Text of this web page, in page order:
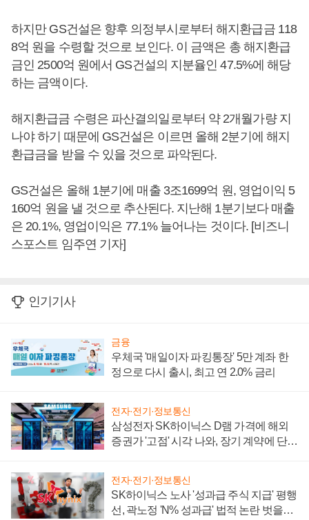
하지만 GS건설은 향후 의정부시로부터 해지환급금 118
8억 원을 수령할 것으로 보인다. 이 금액은 총 해지환급
금인 2500억 원에서 GS건설의 지분율인 47.5%에 해당
하는 금액이다.
해지환급금 수령은 파산결의일로부터 약 2개월가량 지
나야 하기 때문에 GS건설은 이르면 올해 2분기에 해지
환급금을 받을 수 있을 것으로 파악된다.
GS건설은 올해 1분기에 매출 3조1699억 원, 영업이익 5
160억 원을 낼 것으로 추산된다. 지난해 1분기보다 매출
은 20.1%, 영업이익은 77.1% 늘어나는 것이다. [비즈니
스포스트 임주연 기자]
인기기사
금융
우체국 '매일이자 파킹통장' 5만 계좌 한
정으로 다시 출시, 최고 연 2.0% 금리
전자·전기·정보통신
삼성전자 SK하이닉스 D램 가격에 해외
증권가 '고점' 시각 나와, 장기 계약에 단점
전자·전기·정보통신
SK하이닉스 노사 '성과급 주식 지급' 평행
선, 곽노정 'N% 성과급' 법적 논란 벗을지